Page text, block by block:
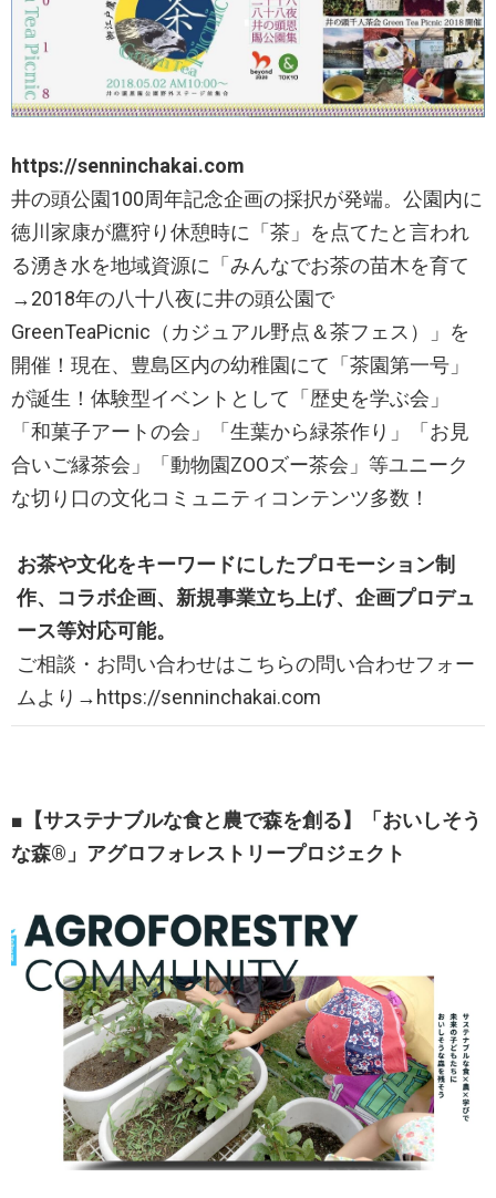
https://senninchakai.com​
井の頭公園100周年記念企画の採択が発端。公園内に
徳川家康が鷹狩り休憩時に「茶」を点てたと言われ
る湧き水を地域資源に「みんなでお茶の苗木を育て
→2018年の八十八夜に井の頭公園で
GreenTeaPicnic（カジュアル野点＆茶フェス）」を
開催！現在、豊島区内の幼稚園にて「茶園第一号」
が誕生！体験型イベントとして「歴史を学ぶ会」
「和菓子アートの会」「生葉から緑茶作り」「お見
合いご縁茶会」「動物園ZOOズー茶会」等ユニーク
な切り口の文化コミュニティコンテンツ多数！
お茶や文化をキーワードにしたプロモーション制
作、コラボ企画、新規事業立ち上げ、企画プロデュ
ース等対応可能。
ご相談・お問い合わせはこちらの問い合わせフォー
ムより→https://senninchakai.com
■【サステナブルな食と農で森を創る】​「おいしそう
な森®︎」アグロフォレストリープロジェクト